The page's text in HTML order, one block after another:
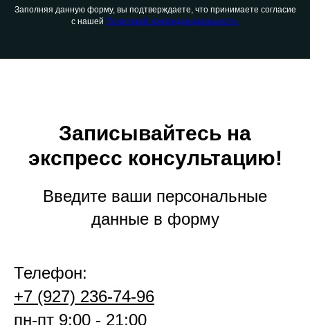
Заполняя данную форму, вы подтверждаете, что принимаете согласие
с нашей Политикой конфиденциальности.
Записывайтесь на
экспресс консультацию!
Введите ваши персональные
данные в форму
Телефон:
+7 (927) 236-74-96
пн-пт 9:00 - 21:00